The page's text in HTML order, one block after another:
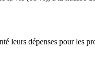
leurs dépenses pour les